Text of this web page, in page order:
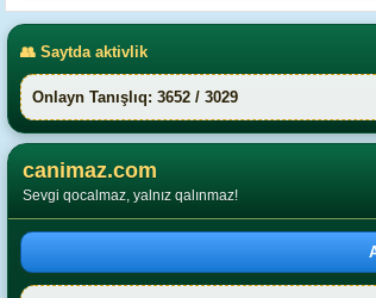
👥 Saytda aktivlik
Onlayn Tanışlıq: 3652 / 3029
canimaz.com
Sevgi qocalmaz, yalnız qalınmaz!